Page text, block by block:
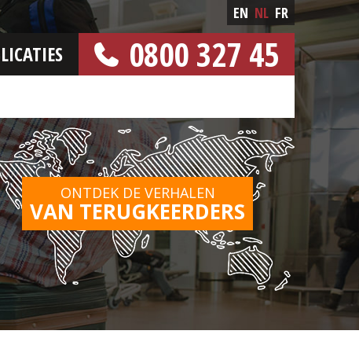
0800 327 45
EN NL FR
ONTDEK DE VERHALEN
VAN TERUGKEERDERS